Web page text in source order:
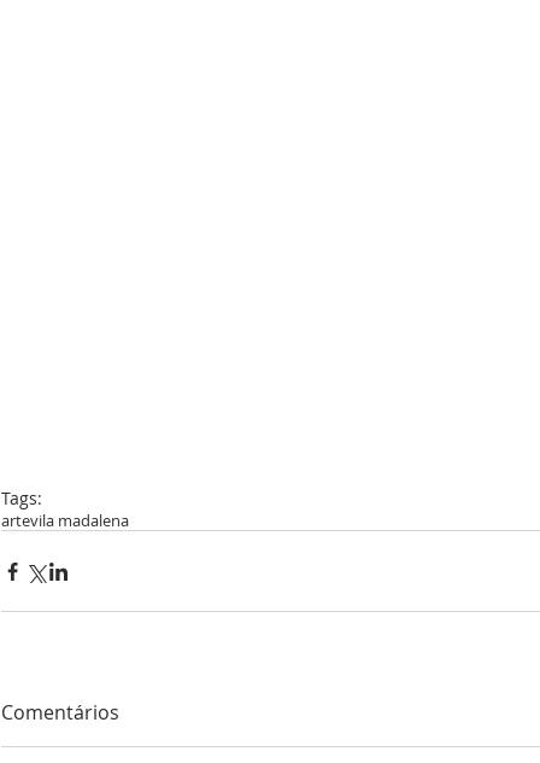
Tags:
artevila madalena
Comentários